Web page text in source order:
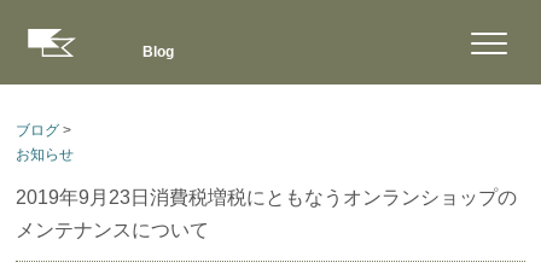
Blog
ブログ >
お知らせ
2019年9月23日消費税増税にともなうオンランショップの
メンテナンスについて